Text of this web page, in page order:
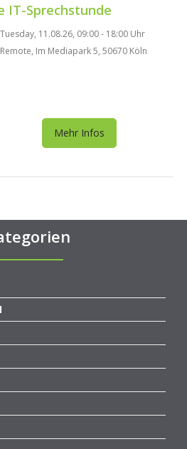
IT-Sprechstunde
Tuesday, 11.08.26, 09:00 - 18:00 Uhr
Remote, Im Mediapark 5, 50670 Köln
Mehr Infos